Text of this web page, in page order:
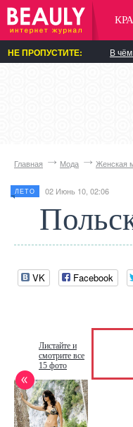
НЕ ПРОПУСТИТЕ: В
Главная Мода Женская
ЛЕТО 02 Июнь 10, 02:06
VK Facebook
Листайте и
смотрите все
15 фото